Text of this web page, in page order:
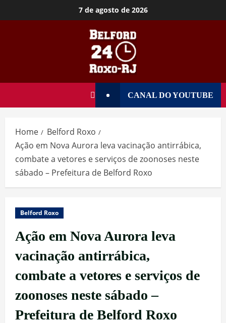
7 de agosto de 2026
CANAL DO YOUTUBE
Home
Belford Roxo
Ação em Nova Aurora leva vacinação antirrábica,
combate a vetores e serviços de zoonoses neste
sábado – Prefeitura de Belford Roxo
Belford Roxo
Ação em Nova Aurora leva
vacinação antirrábica,
combate a vetores e serviços de
zoonoses neste sábado –
Prefeitura de Belford Roxo